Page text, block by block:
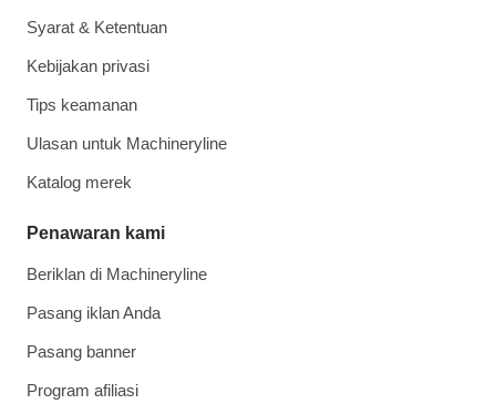
Syarat & Ketentuan
Kebijakan privasi
Tips keamanan
Ulasan untuk Machineryline
Katalog merek
Penawaran kami
Beriklan di Machineryline
Pasang iklan Anda
Pasang banner
Program afiliasi